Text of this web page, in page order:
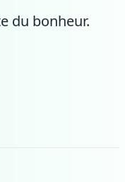
du bonheur.